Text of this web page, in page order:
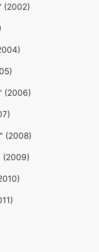
(2002)
(2006)
(2008)
(2009)